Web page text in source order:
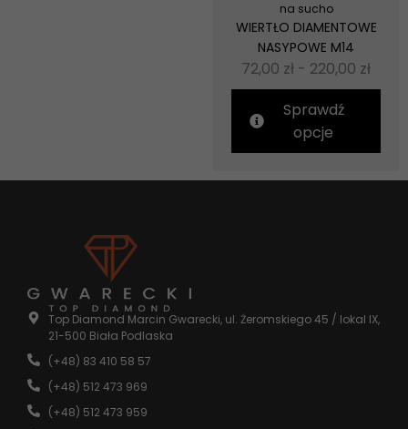
na sucho
WIERTŁO DIAMENTOWE
NASYPOWE M14
72,00 zł - 220,00 zł
Sprawdź
opcje
Top Diamond Marcin Gwarecki, ul. Żeromskiego 45 / lokal IX,
21-500 Biała Podlaska
(+48) 83 410 58 57
(+48) 512 473 969
(+48) 512 473 959